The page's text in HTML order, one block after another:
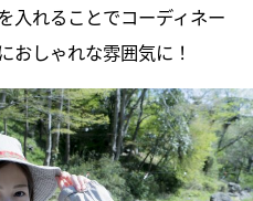
入れることでコーディネー
おしゃれな雰囲気に！